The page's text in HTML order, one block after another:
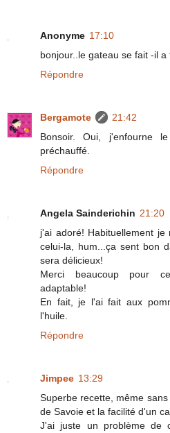
Anonyme 17:10
bonjour..le gateau se fait -il
Répondre
Bergamote
21:42
Bonsoir. Oui, j'enfourne
préchauffé.
Répondre
Angela Sainderichin 21:20
j'ai adoré! Habituellement
celui-la, hum...ça sent bon
sera délicieux!
Merci beaucoup pour
adaptable!
En fait, je l'ai fait aux
l'huile.
Répondre
Jimpee 13:29
Superbe recette, même
de Savoie et la facilité d'un
J'ai juste un problème de